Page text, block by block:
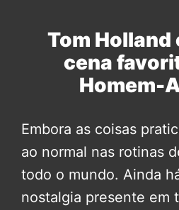
Tom Holland
cena
Homem-
Embora as coisas
ao normal nas rotinas
todo o mundo. Ainda
nostalgia presente em